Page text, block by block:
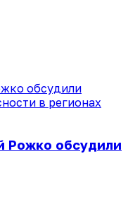
Рожко обсудили